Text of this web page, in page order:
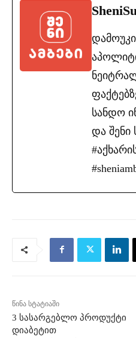
სანდო
და შენი
წინა სტატიაში
3 სასარგებლო პროდუქტი
დიაბეტით